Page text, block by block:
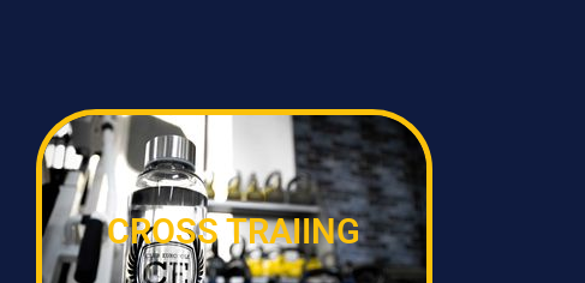
CROSS TRAIING